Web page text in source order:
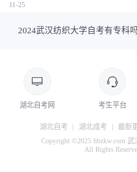
11-25
2024武汉纺织大学自考有专科
湖北自考网 考生平台
湖北自考 | 湖北成考 | 最新
Copyright ©2025 hbzkw.com
All Rights